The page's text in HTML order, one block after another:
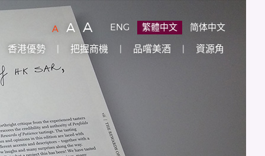
字
大
小：
(A)
字
型
(
A) 字
型
大
小：
大
(
A) ENG 繁體中文 简体中文
香港優勢 把握商機 品嚐美酒 資源角